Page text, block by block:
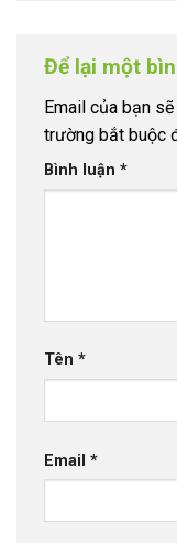
Để lại một
Email của bạn
trường bắt buộc
Bình luận *
Tên *
Email *